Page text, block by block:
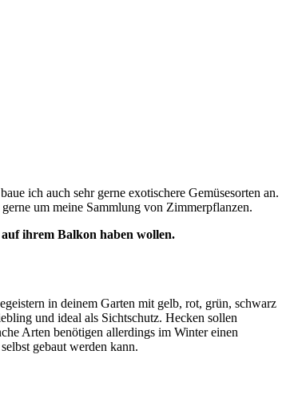
ich auch sehr gerne exotischere Gemüsesorten an.
um meine Sammlung von Zimmerpflanzen.
ihrem Balkon haben wollen.
in deinem Garten mit gelb, rot, grün, schwarz
und ideal als Sichtschutz. Hecken sollen
Arten benötigen allerdings im Winter einen
gebaut werden kann.